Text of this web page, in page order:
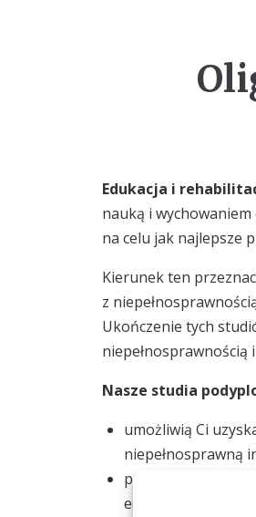
Edukacja i
nauką i
na celu jak najlepsze
Kierunek ten
z
Ukończenie tych
Nasze studia
umożliwią Ci
niepełnosprawną
przygotują Cię do
edukacyjnych,